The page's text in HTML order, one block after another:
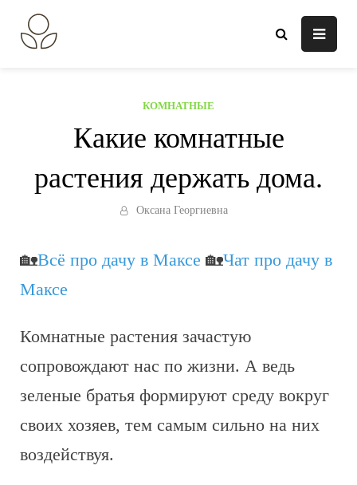
содержанию
КОМНАТНЫЕ
Какие комнатные
растения держать дома.
Оксана Георгиевна
🏡Всё про дачу в Максе 🏡Чат про дачу в
Максе
Комнатные растения зачастую
сопровождают нас по жизни. А ведь
зеленые братья формируют среду вокруг
своих хозяев, тем самым сильно на них
воздействуя.